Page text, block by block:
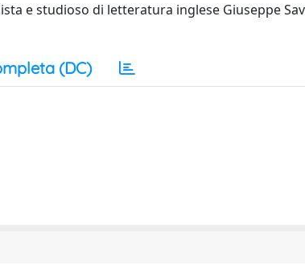
e studioso di letteratura inglese Giuseppe
(DC)